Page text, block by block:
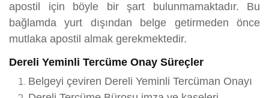
apostil için böyle bir şart bulunmamaktadır. Bu
bağlamda yurt dışından belge getirmeden önce
mutlaka apostil almak gerekmektedir.
Dereli Yeminli Tercüme Onay Süreçler
Belgeyi çeviren Dereli Yeminli Tercüman Onayı